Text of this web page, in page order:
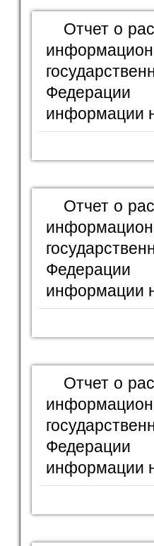
Отчет о
информации
Отчет о
информации
Отчет о
информации